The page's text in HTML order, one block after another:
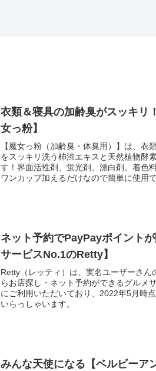
衣類＆寝具の加齢臭がスッキリ
女っ粉】
【魔女っ粉（加齢臭・体臭用）】は、衣
をスッキリ洗う柿渋エキスと天然植物酵
す！界面活性剤、蛍光剤、漂白剤、着色
ワンカップ加えるだけなので簡単に使用で
ネット予約でPayPayポイント
サービスNo.1のRetty】
Retty（レッティ）は、実名ユーザーさ
らお店探し・ネット予約ができるグルメ
にご利用いただいており、2022年5月時
いらっしゃいます。
みんな天使になる【ベルビーア